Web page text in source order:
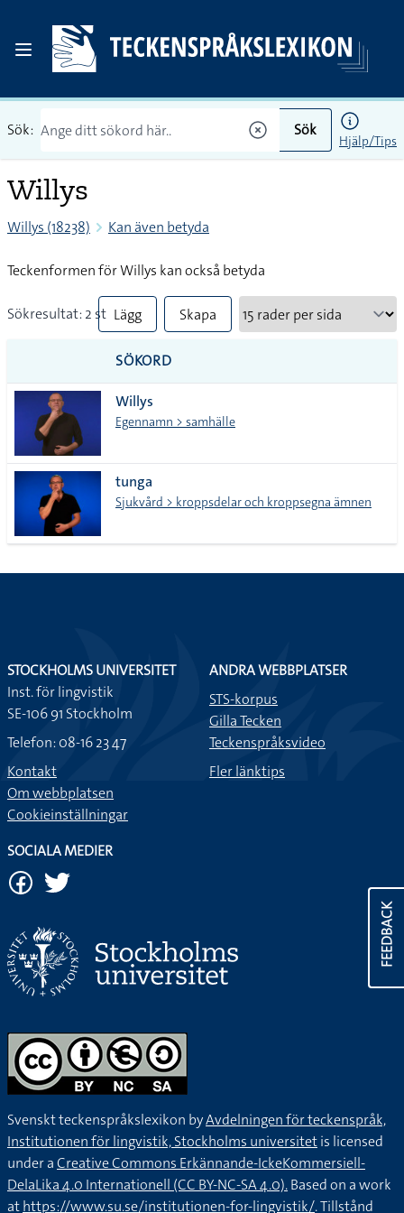
Sök: Sök
Hjälp/Tips
Willys
Willys (18238) Kan även betyda
Teckenformen för Willys kan också betyda
Sökresultat: 2 st Lägg
till
alla i
lista
Skapa
SÖKORD
Willys
Egennamn > samhälle
tunga
Sjukvård > kroppsdelar och kroppsegna ämnen
FEEDBACK
STOCKHOLMS UNIVERSITET
Inst. för lingvistik
SE-106 91 Stockholm
Telefon: 08-16 23 47
Kontakt
Om webbplatsen
Cookieinställningar
ANDRA WEBBPLATSER
STS-korpus
Gilla Tecken
Teckenspråksvideo
Fler länktips
SOCIALA MEDIER
Svenskt teckenspråkslexikon byAvdelningen för teckenspråk,
Institutionen för lingvistik, Stockholms universitetis licensed
under aCreative Commons Erkännande-IckeKommersiell-
DelaLika 4.0 Internationell (CC BY-NC-SA 4.0).Based on a work
athttps://www.su.se/institutionen-for-lingvistik/. Tillstånd